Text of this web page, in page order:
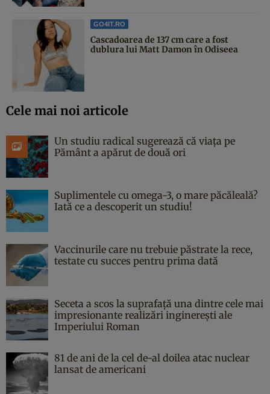
GO4IT.RO
Cascadoarea de 137 cm care a fost
dublura lui Matt Damon în Odiseea
Cele mai noi articole
Un studiu radical sugerează că viața pe
Pământ a apărut de două ori
Suplimentele cu omega-3, o mare păcăleală?
Iată ce a descoperit un studiu!
Vaccinurile care nu trebuie păstrate la rece,
testate cu succes pentru prima dată
Seceta a scos la suprafață una dintre cele mai
impresionante realizări inginerești ale
Imperiului Roman
81 de ani de la cel de-al doilea atac nuclear
lansat de americani